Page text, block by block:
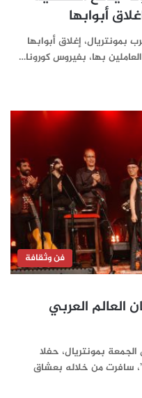
أبوابها
بمونتريال، إغلاق أبوابها
بها، بفيروس كورونا…
فن وثقافة
العالم العربي
بمونتريال، حفلا
سافرت من خلاله بعشاق